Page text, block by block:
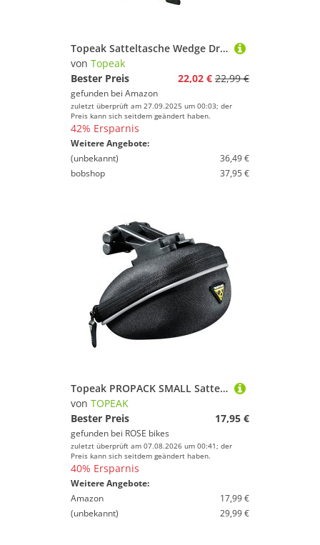
Topeak Satteltasche Wedge DryBag Strap Mount, Black, Medium (18.5 x 11.5 x 11 cm, 1l)
von Topeak
Bester Preis
22,02 € 22,99 €
gefunden bei Amazon
zuletzt überprüft am 27.09.2025 um 00:03; der
Preis kann sich seitdem geändert haben.
42% Ersparnis
Weitere Angebote:
(unbekannt)
36,49 €
bobshop
37,95 €
Topeak PROPACK SMALL Satteltasche
von TOPEAK
Bester Preis
17,95 €
gefunden bei ROSE bikes
zuletzt überprüft am 07.08.2026 um 00:41; der
Preis kann sich seitdem geändert haben.
40% Ersparnis
Weitere Angebote:
Amazon
17,99 €
(unbekannt)
29,99 €